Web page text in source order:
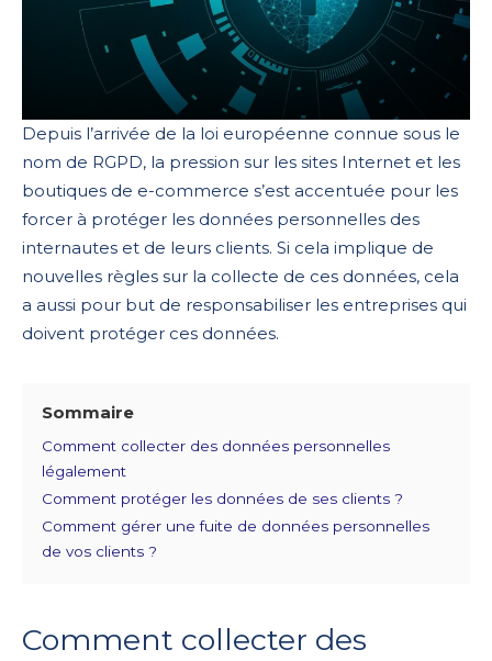
Depuis l’arrivée de la loi européenne connue sous le
nom de RGPD, la pression sur les sites Internet et les
boutiques de e-commerce s’est accentuée pour les
forcer à protéger les données personnelles des
internautes et de leurs clients. Si cela implique de
nouvelles règles sur la collecte de ces données, cela
a aussi pour but de responsabiliser les entreprises qui
doivent protéger ces données.
Sommaire
Comment collecter des données personnelles
légalement
Comment protéger les données de ses clients ?
Comment gérer une fuite de données personnelles
de vos clients ?
Comment collecter des